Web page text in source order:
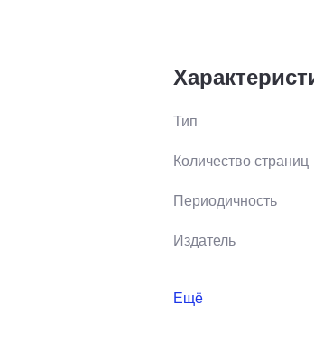
Тип
Количество страниц
Периодичность
Издатель
Ещё